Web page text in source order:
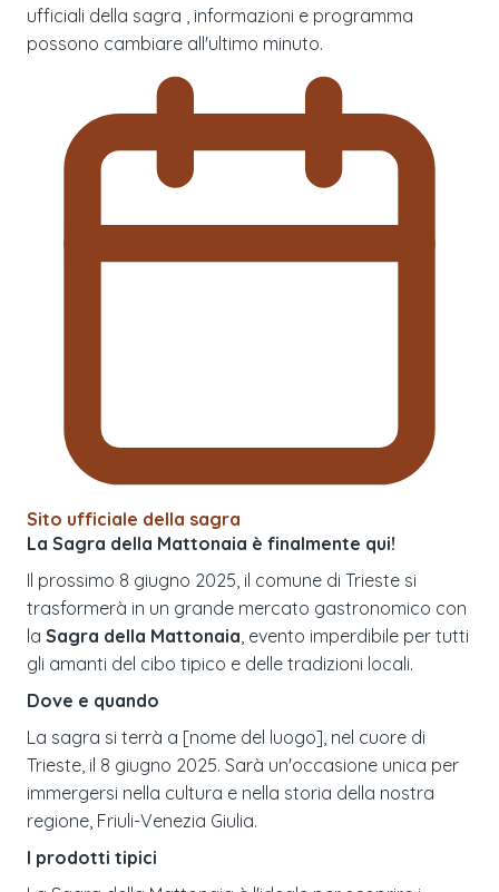
ufficiali della sagra , informazioni e programma
possono cambiare all'ultimo minuto.
Sito ufficiale della sagra
La Sagra della Mattonaia è finalmente qui!
Il prossimo 8 giugno 2025, il comune di Trieste si
trasformerà in un grande mercato gastronomico con
la Sagra della Mattonaia , evento imperdibile per tutti
gli amanti del cibo tipico e delle tradizioni locali.
Dove e quando
La sagra si terrà a [nome del luogo], nel cuore di
Trieste, il 8 giugno 2025. Sarà un'occasione unica per
immergersi nella cultura e nella storia della nostra
regione, Friuli-Venezia Giulia.
I prodotti tipici